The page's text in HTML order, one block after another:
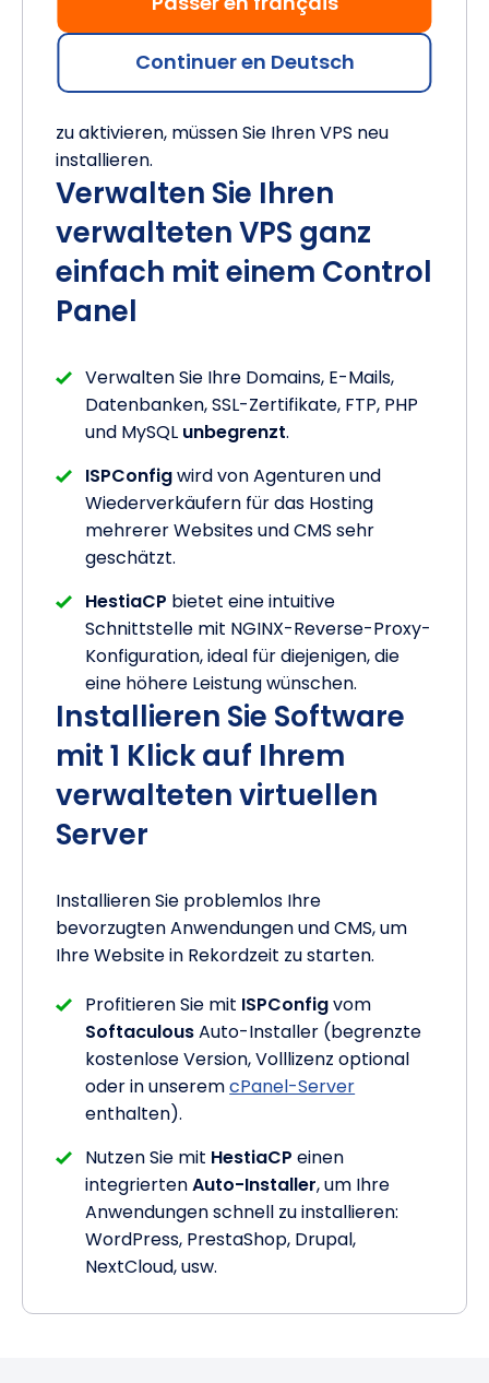
für fortgeschrittene Benutzer.
Deaktivieren Sie die Verwaltung jederzeit,
zu aktivieren, müssen Sie Ihren VPS neu
installieren.
Verwalten Sie Ihren
verwalteten VPS ganz
einfach mit einem Control
Panel
Verwalten Sie Ihre Domains, E-Mails,
Datenbanken, SSL-Zertifikate, FTP, PHP
und MySQL unbegrenzt.
ISPConfigwird von Agenturen und
Wiederverkäufern für das Hosting
mehrerer Websites und CMS sehr
geschätzt.
HestiaCP bietet eine intuitive
Schnittstelle mit NGINX-Reverse-Proxy-
Konfiguration, ideal für diejenigen, die
eine höhere Leistung wünschen.
Installieren Sie Software
mit 1 Klick auf Ihrem
verwalteten virtuellen
Server
Installieren Sie problemlos Ihre
bevorzugten Anwendungen und CMS, um
Ihre Website in Rekordzeit zu starten.
Profitieren Sie mit ISPConfigvom
SoftaculousAuto-Installer (begrenzte
kostenlose Version, Volllizenz optional
oder in unseremcPanel-Server
enthalten).
Nutzen Sie mit HestiaCP einen
integriertenAuto-Installer, um Ihre
Anwendungen schnell zu installieren:
WordPress, PrestaShop, Drupal,
NextCloud, usw.
Continuer en Deutsch